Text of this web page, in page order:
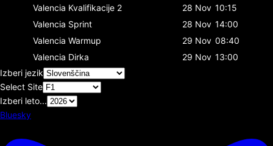
Valencia Kvalifikacije 2 28 Nov 10:15
Valencia Sprint 28 Nov 14:00
Valencia Warmup 29 Nov 08:40
Valencia Dirka 29 Nov 13:00
Izberi jezik
Select Site
Izberi leto...
Bluesky